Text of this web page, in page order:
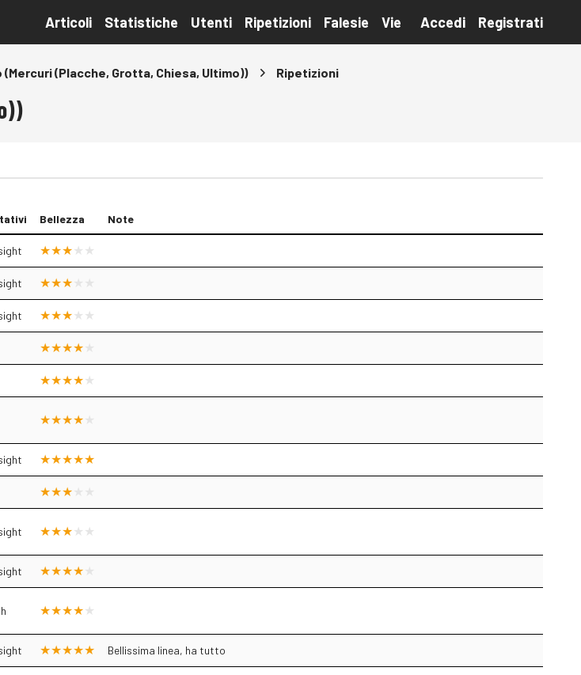
Articoli Statistiche Utenti Ripetizioni Falesie Vie Accedi Registrati
(Mercuri (Placche, Grotta, Chiesa, Ultimo)) Ripetizioni
Bellezza Note
Bellissima linea, ha tutto